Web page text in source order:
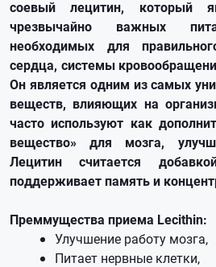
соевый лецитин, который
чрезвычайно важных
необходимых для
сердца, системы
Он является одним из самых
веществ, влияющих на
часто используют как
вещество» для мозга,
Лецитин считается
поддерживает память и
Преммущества приема Lecithin:
Улучшение работу мозга,
Питает нервные клетки,